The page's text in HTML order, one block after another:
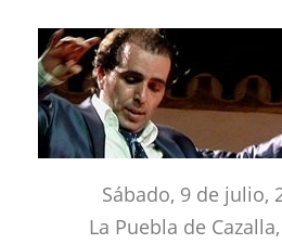
Sábado, 9 de julio,
La Puebla de